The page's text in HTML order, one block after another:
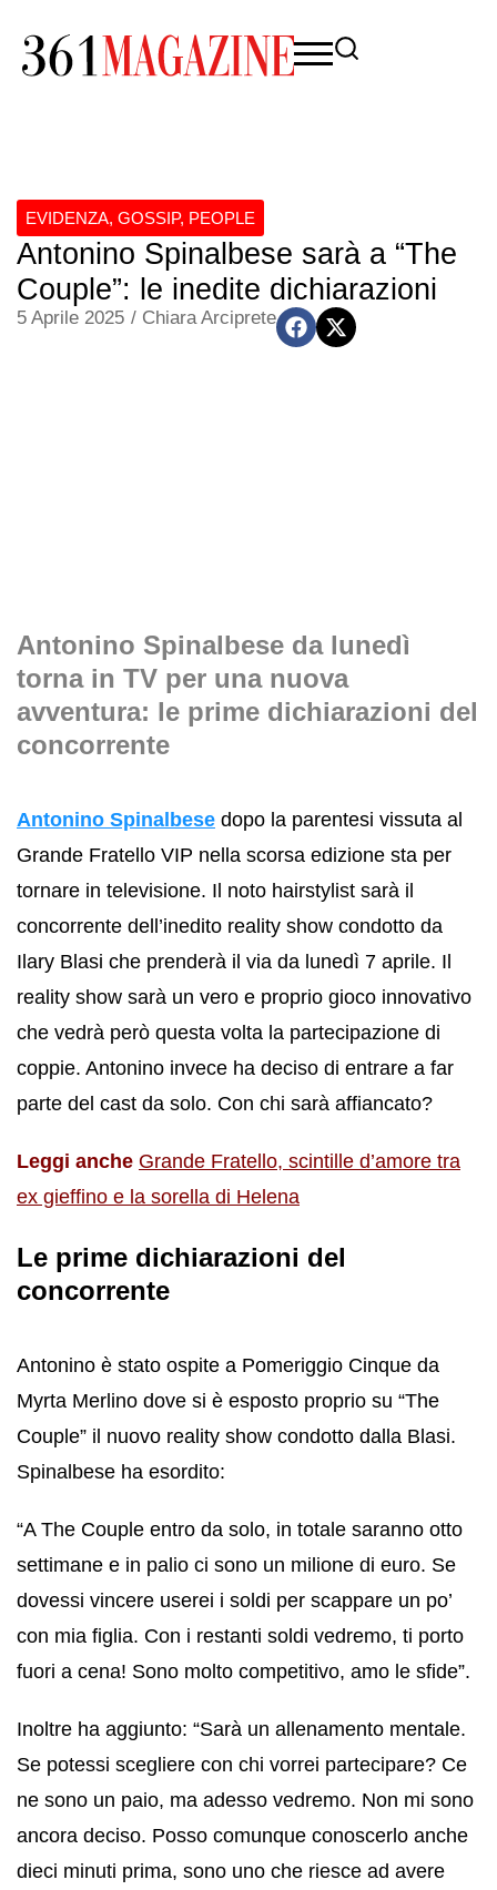
EVIDENZA, GOSSIP, PEOPLE
Antonino Spinalbese sarà a “The
Couple”: le inedite dichiarazioni
5 Aprile 2025 / Chiara Arciprete
Antonino Spinalbese da lunedì
torna in TV per una nuova
avventura: le prime dichiarazioni del
concorrente
Antonino Spinalbese dopo la parentesi vissuta al
Grande Fratello VIP nella scorsa edizione sta per
tornare in televisione. Il noto hairstylist sarà il
concorrente dell’inedito reality show condotto da
Ilary Blasi che prenderà il via da lunedì 7 aprile. Il
reality show sarà un vero e proprio gioco innovativo
che vedrà però questa volta la partecipazione di
coppie. Antonino invece ha deciso di entrare a far
parte del cast da solo. Con chi sarà affiancato?
Leggi anche Grande Fratello, scintille d’amore tra
ex gieffino e la sorella di Helena
Le prime dichiarazioni del
concorrente
Antonino è stato ospite a Pomeriggio Cinque da
Myrta Merlino dove si è esposto proprio su “The
Couple” il nuovo reality show condotto dalla Blasi.
Spinalbese ha esordito:
“A The Couple entro da solo, in totale saranno otto
settimane e in palio ci sono un milione di euro. Se
dovessi vincere userei i soldi per scappare un po’
con mia figlia. Con i restanti soldi vedremo, ti porto
fuori a cena! Sono molto competitivo, amo le sfide”.
Inoltre ha aggiunto: “Sarà un allenamento mentale.
Se potessi scegliere con chi vorrei partecipare? Ce
ne sono un paio, ma adesso vedremo. Non mi sono
ancora deciso. Posso comunque conoscerlo anche
dieci minuti prima, sono uno che riesce ad avere